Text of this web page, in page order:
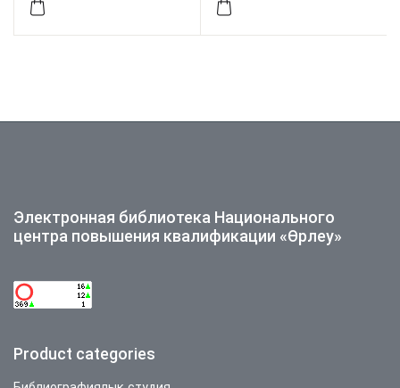
Электронная библиотека Национального
центра повышения квалификации «Өрлеу»
Product categories